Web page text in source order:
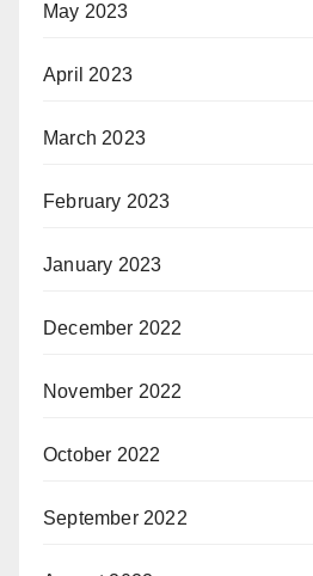
May 2023
April 2023
March 2023
February 2023
January 2023
December 2022
November 2022
October 2022
September 2022